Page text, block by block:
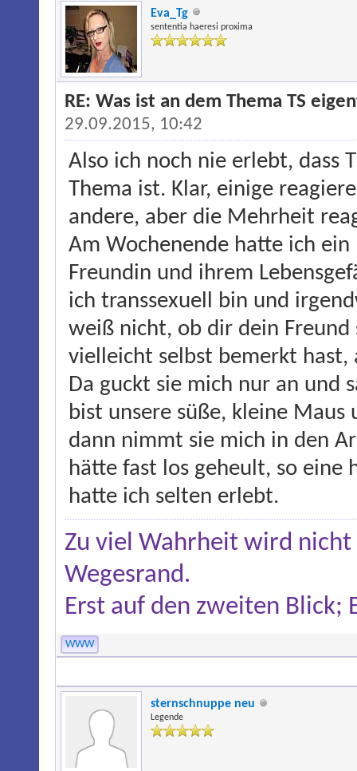
Eva_Tg
sententia haeresi proxima
RE: Was ist an dem Thema TS
29.09.2015, 10:42
Also ich noch nie erlebt, dass
Thema ist. Klar, einige
andere, aber die Mehrheit
Am Wochenende hatte ich
Freundin und ihrem
ich transsexuell bin und
weiß nicht, ob dir dein
vielleicht selbst bemerkt hast,
Da guckt sie mich nur an und
bist unsere süße, kleine
dann nimmt sie mich in den
hätte fast los geheult, so eine
hatte ich selten erlebt.
Zu viel Wahrheit wird nicht
Wegesrand.
Erst auf den zweiten Blick;
WWW
sternschnuppe neu
Legende